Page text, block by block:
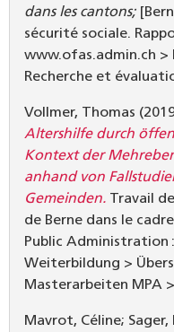
dans les cantons;
sécurité sociale.
www.ofas.admin.ch >
Recherche et
Vollmer, Thomas
Altershilfe durch
Kontext der
anhand von
Gemeinden. Travail
de Berne dans le
Public Administration
Weiterbildung >
Masterarbeiten MPA
Mavrot, Céline;